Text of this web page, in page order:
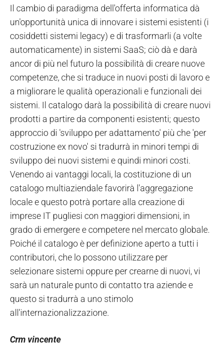
Il cambio di paradigma dell'offerta informatica dà
un'opportunità unica di innovare i sistemi esistenti (i
cosiddetti sistemi legacy) e di trasformarli (a volte
automaticamente) in sistemi SaaS; ciò dà e darà
ancor di più nel futuro la possibilità di creare nuove
competenze, che si traduce in nuovi posti di lavoro e
a migliorare le qualità operazionali e funzionali dei
sistemi. Il catalogo darà la possibilità di creare nuovi
prodotti a partire da componenti esistenti; questo
approccio di 'sviluppo per adattamento' più che 'per
costruzione ex novo' si tradurrà in minori tempi di
sviluppo dei nuovi sistemi e quindi minori costi.
Venendo ai vantaggi locali, la costituzione di un
catalogo multiaziendale favorirà l'aggregazione
locale e questo potrà portare alla creazione di
imprese IT pugliesi con maggiori dimensioni, in
grado di emergere e competere nel mercato globale.
Poiché il catalogo è per definizione aperto a tutti i
contributori, che lo possono utilizzare per
selezionare sistemi oppure per crearne di nuovi, vi
sarà un naturale punto di contatto tra aziende e
questo si tradurrà a uno stimolo
all'internazionalizzazione.
Crm vincente